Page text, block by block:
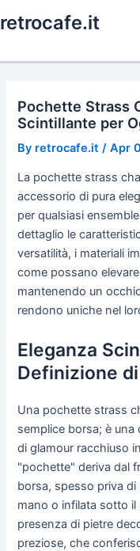
to
retrocafe.it
Pochette Strass
Scintillante per
By retrocafe.it /Apr
La pochette strass
accessorio di pura
per qualsiasi
dettaglio le
versatilità, i materiali
come possano
mantenendo un
rendono uniche nel
Eleganza
Definizione
Una pochette strass
semplice borsa; è
di glamour racchiuso
"pochette" deriva dal
borsa, spesso priva
mano o infilata sotto
presenza di pietre
preziose, che